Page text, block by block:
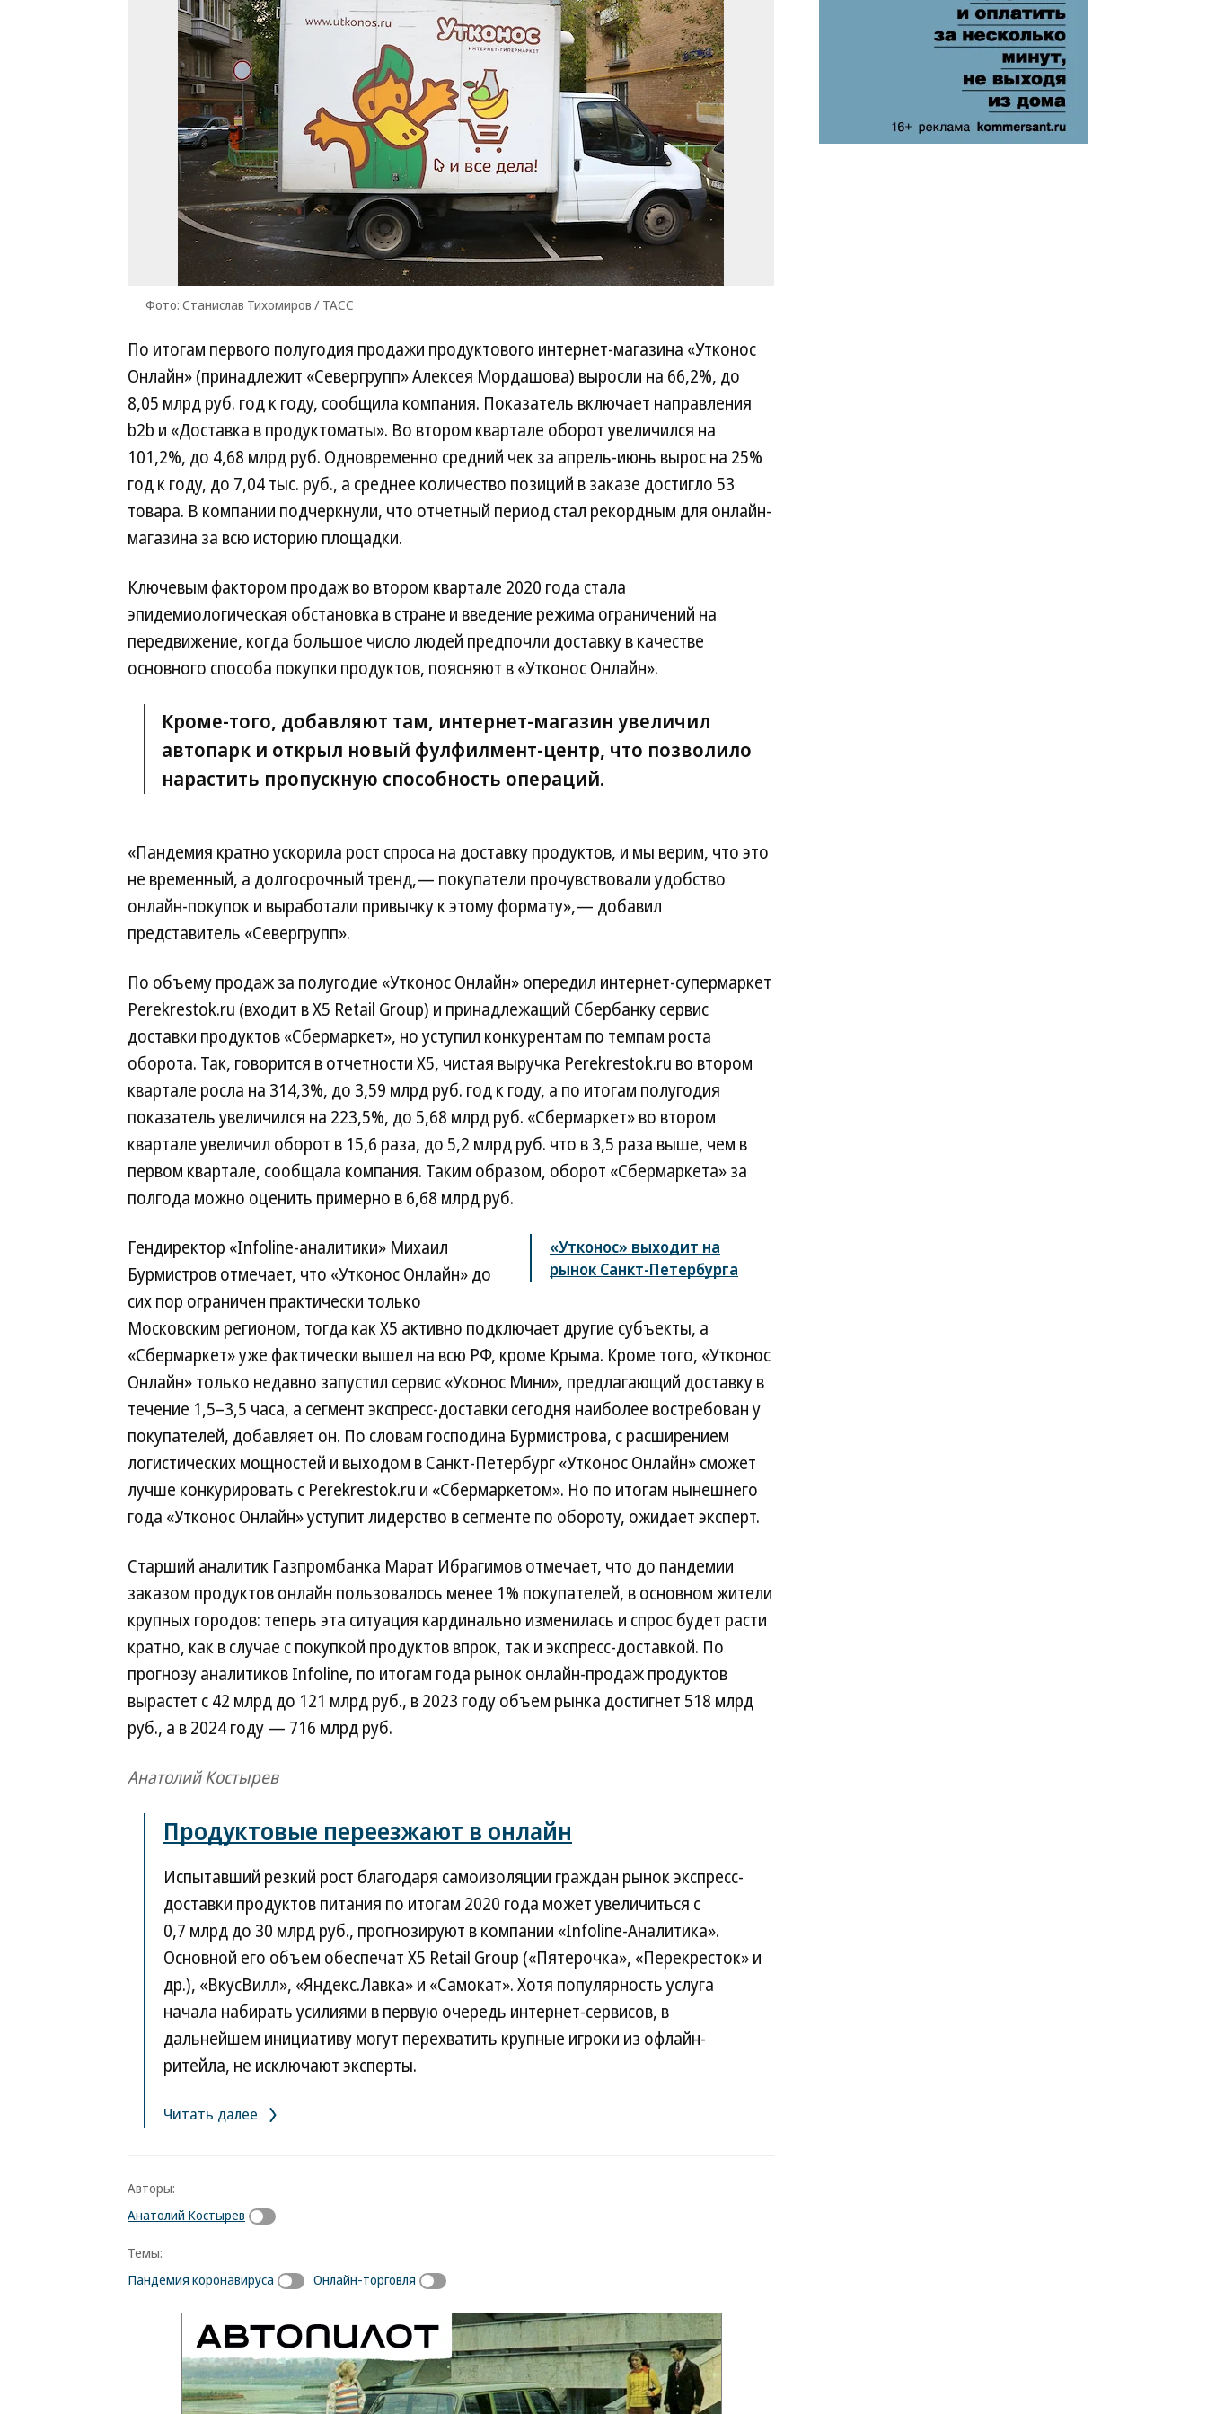
Фото: Станислав Тихомиров / ТАСС
По итогам первого полугодия продажи продуктового интернет-магазина «Утконос
Онлайн» (принадлежит «Севергрупп» Алексея Мордашова) выросли на 66,2%, до
8,05 млрд руб. год к году, сообщила компания. Показатель включает направления
b2b и «Доставка в продуктоматы». Во втором квартале оборот увеличился на
101,2%, до 4,68 млрд руб. Одновременно средний чек за апрель-июнь вырос на 25%
год к году, до 7,04 тыс. руб., а среднее количество позиций в заказе достигло 53
товара. В компании подчеркнули, что отчетный период стал рекордным для онлайн-
магазина за всю историю площадки.
Ключевым фактором продаж во втором квартале 2020 года стала
эпидемиологическая обстановка в стране и введение режима ограничений на
передвижение, когда большое число людей предпочли доставку в качестве
основного способа покупки продуктов, поясняют в «Утконос Онлайн».
Кроме-того, добавляют там, интернет-магазин увеличил
автопарк и открыл новый фулфилмент-центр, что позволило
нарастить пропускную способность операций.
«Пандемия кратно ускорила рост спроса на доставку продуктов, и мы верим, что это
не временный, а долгосрочный тренд,— покупатели прочувствовали удобство
онлайн-покупок и выработали привычку к этому формату»,— добавил
представитель «Севергрупп».
По объему продаж за полугодие «Утконос Онлайн» опередил интернет-супермаркет
Perekrestok.ru (входит в X5 Retail Group) и принадлежащий Сбербанку сервис
доставки продуктов «Сбермаркет», но уступил конкурентам по темпам роста
оборота. Так, говорится в отчетности X5, чистая выручка Perekrestok.ru во втором
квартале росла на 314,3%, до 3,59 млрд руб. год к году, а по итогам полугодия
показатель увеличился на 223,5%, до 5,68 млрд руб. «Сбермаркет» во втором
квартале увеличил оборот в 15,6 раза, до 5,2 млрд руб. что в 3,5 раза выше, чем в
первом квартале, сообщала компания. Таким образом, оборот «Сбермаркета» за
полгода можно оценить примерно в 6,68 млрд руб.
«Утконос» выходит на
рынок Санкт-Петербурга
Гендиректор «Infoline-аналитики» Михаил
Бурмистров отмечает, что «Утконос Онлайн» до
сих пор ограничен практически только
Московским регионом, тогда как X5 активно подключает другие субъекты, а
«Сбермаркет» уже фактически вышел на всю РФ, кроме Крыма. Кроме того, «Утконос
Онлайн» только недавно запустил сервис «Уконос Мини», предлагающий доставку в
течение 1,5–3,5 часа, а сегмент экспресс-доставки сегодня наиболее востребован у
покупателей, добавляет он. По словам господина Бурмистрова, с расширением
логистических мощностей и выходом в Санкт-Петербург «Утконос Онлайн» сможет
лучше конкурировать с Perekrestok.ru и «Сбермаркетом». Но по итогам нынешнего
года «Утконос Онлайн» уступит лидерство в сегменте по обороту, ожидает эксперт.
Старший аналитик Газпромбанка Марат Ибрагимов отмечает, что до пандемии
заказом продуктов онлайн пользовалось менее 1% покупателей, в основном жители
крупных городов: теперь эта ситуация кардинально изменилась и спрос будет расти
кратно, как в случае с покупкой продуктов впрок, так и экспресс-доставкой. По
прогнозу аналитиков Infoline, по итогам года рынок онлайн-продаж продуктов
вырастет с 42 млрд до 121 млрд руб., в 2023 году объем рынка достигнет 518 млрд
руб., а в 2024 году — 716 млрд руб.
Анатолий Костырев
Продуктовые переезжают в онлайн
Испытавший резкий рост благодаря самоизоляции граждан рынок экспресс-
доставки продуктов питания по итогам 2020 года может увеличиться с
0,7 млрд до 30 млрд руб., прогнозируют в компании «Infoline-Аналитика».
Основной его объем обеспечат X5 Retail Group («Пятерочка», «Перекресток» и
др.), «ВкусВилл», «Яндекс.Лавка» и «Самокат». Хотя популярность услуга
начала набирать усилиями в первую очередь интернет-сервисов, в
дальнейшем инициативу могут перехватить крупные игроки из офлайн-
ритейла, не исключают эксперты.
Читать далее
Авторы:
Анатолий Костырев
Темы:
Пандемия коронавируса
Онлайн-торговля